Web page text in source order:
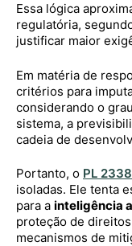
Essa lógica
regulatória,
justificar maior
Em matéria de
critérios para
considerando o
sistema, a
cadeia de
Portanto, o PL
isoladas. Ele tenta
para a inteligência
proteção de
mecanismos de